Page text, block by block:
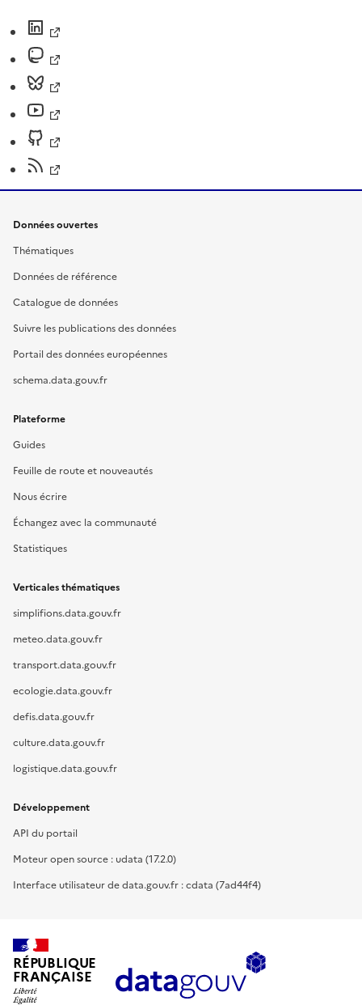
Données ouvertes
Thématiques
Données de référence
Catalogue de données
Suivre les publications des données
Portail des données européennes
schema.data.gouv.fr
Plateforme
Guides
Feuille de route et nouveautés
Nous écrire
Échangez avec la communauté
Statistiques
Verticales thématiques
simplifions.data.gouv.fr
meteo.data.gouv.fr
transport.data.gouv.fr
ecologie.data.gouv.fr
defis.data.gouv.fr
culture.data.gouv.fr
logistique.data.gouv.fr
Développement
API du portail
Moteur open source : udata (17.2.0)
Interface utilisateur de data.gouv.fr : cdata (7ad44f4)
RÉPUBLIQUE
FRANÇAISE